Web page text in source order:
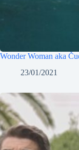
Wonder Woman aka
23/01/2021